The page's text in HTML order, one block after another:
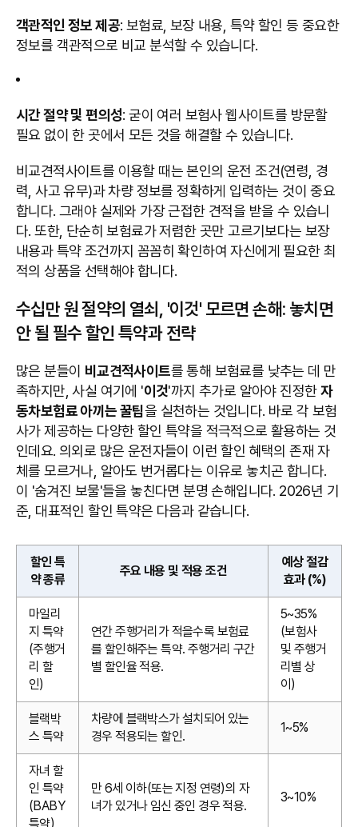
객관적인 정보 제공: 보험료, 보장 내용, 특약 할인 등 중요한
정보를 객관적으로 비교 분석할 수 있습니다.
시간 절약 및 편의성: 굳이 여러 보험사 웹사이트를 방문할
필요 없이 한 곳에서 모든 것을 해결할 수 있습니다.
비교견적사이트를 이용할 때는 본인의 운전 조건(연령, 경
력, 사고 유무)과 차량 정보를 정확하게 입력하는 것이 중요
합니다. 그래야 실제와 가장 근접한 견적을 받을 수 있습니
다. 또한, 단순히 보험료가 저렴한 곳만 고르기보다는 보장
내용과 특약 조건까지 꼼꼼히 확인하여 자신에게 필요한 최
적의 상품을 선택해야 합니다.
수십만 원 절약의 열쇠, '이것' 모르면 손해: 놓치면
안 될 필수 할인 특약과 전략
많은 분들이 비교견적사이트를 통해 보험료를 낮추는 데 만
족하지만, 사실 여기에 '이것'까지 추가로 알아야 진정한자
동차보험료 아끼는 꿀팁을 실천하는 것입니다. 바로 각 보험
사가 제공하는 다양한 할인 특약을 적극적으로 활용하는 것
인데요. 의외로 많은 운전자들이 이런 할인 혜택의 존재 자
체를 모르거나, 알아도 번거롭다는 이유로 놓치곤 합니다.
이 '숨겨진 보물'들을 놓친다면 분명 손해입니다. 2026년 기
준, 대표적인 할인 특약은 다음과 같습니다.
할인 특
약 종류
주요 내용 및 적용 조건
예상 절감
효과 (%)
마일리
지 특약
(주행거
리 할
인)
연간 주행거리가 적을수록 보험료
를 할인해주는 특약. 주행거리 구간
별 할인율 적용.
5~35%
(보험사
및 주행거
리별 상
이)
블랙박
스 특약
차량에 블랙박스가 설치되어 있는
경우 적용되는 할인.
1~5%
자녀 할
인 특약
(BABY
특약)
만 6세 이하(또는 지정 연령)의 자
녀가 있거나 임신 중인 경우 적용.
3~10%